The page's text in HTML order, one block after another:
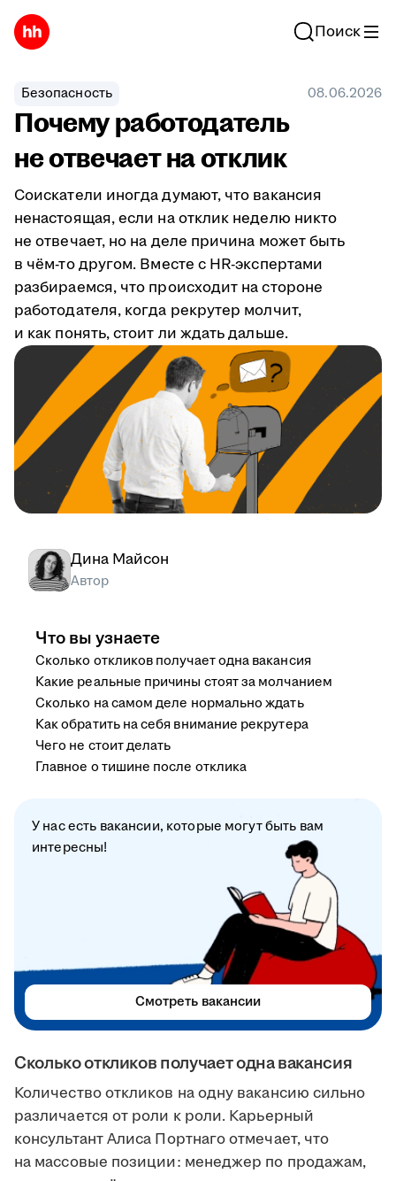
Поиск
Безопасность 08.06.2026
Почему работодатель
не отвечает на отклик
Соискатели иногда думают, что вакансия
ненастоящая, если на отклик неделю никто
не отвечает, но на деле причина может быть
в чём-то другом. Вместе с HR-экспертами
разбираемся, что происходит на стороне
работодателя, когда рекрутер молчит,
и как понять, стоит ли ждать дальше.
Сколько откликов получает одна вакансия
Количество откликов на одну вакансию сильно
различается от роли к роли. Карьерный
консультант Алиса Портнаго отмечает, что
на массовые позиции: менеджер по продажам,
Дина Майсон
Автор
Что вы узнаете
Сколько откликов получает одна вакансия
Какие реальные причины стоят за молчанием
Сколько на самом деле нормально ждать
Как обратить на себя внимание рекрутера
Чего не стоит делать
Главное о тишине после отклика
У нас есть вакансии, которые могут быть вам
интересны!
Смотреть вакансии